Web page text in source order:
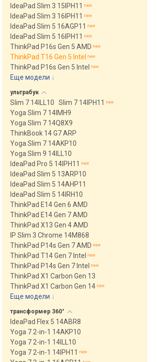
[21RQ000QPB]
398 299 грн.
производительный, 16 ",
сенсорный, 3200x2000
(16:10), OLED, 120 Гц, Core
IdeaPad Slim 3 15IPH11
IdeaPad Slim 3 16IPH11
IdeaPad Slim 5 16AGP11
IdeaPad Slim 5 16IPH11
ThinkPad P16s Gen 5 AMD
ThinkPad T16 Gen 5 Intel
ThinkPad P16s Gen 5 Intel
Еще модели ↓
ультрабук
Slim 7 14ILL10
Slim 7 14IPH11
Yoga Slim 7 14IMH9
Yoga Slim 7 14Q8X9
ThinkBook 14 G7 ARP
Yoga Slim 7 14AKP10
Yoga Slim 9 14ILL10
IdeaPad Pro 5 14IPH11
IdeaPad Slim 5 13ARP10
IdeaPad Slim 5 14AHP11
IdeaPad Slim 5 14IRH10
ThinkPad E14 Gen 6 AMD
ThinkPad E14 Gen 7 AMD
ThinkPad X13 Gen 4 AMD
IP Slim 3 Chrome 14M868
ThinkPad P14s Gen 7 AMD
ThinkPad T14 Gen 7 Intel
ThinkPad P14s Gen 7 Intel
ThinkPad X1 Carbon Gen 13
ThinkPad X1 Carbon Gen 14
Еще модели ↓
трансформер 360°
IdeaPad Flex 5 14ABR8
Yoga 7 2-in-1 14AKP10
Yoga 7 2-in-1 14ILL10
Yoga 7 2-in-1 14IPH11